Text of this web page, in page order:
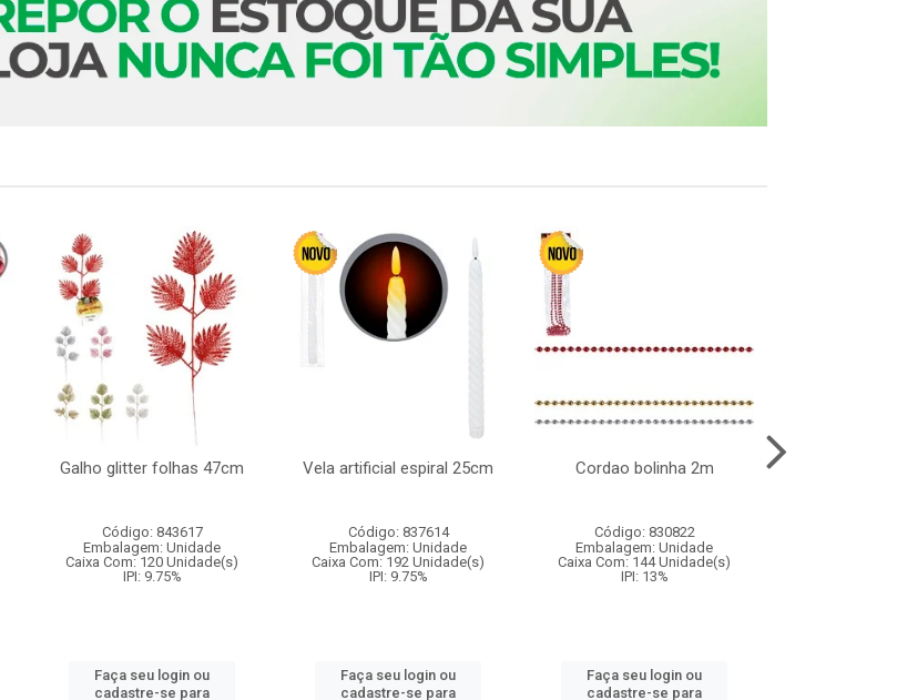
Galho glitter folhas 47cm
Código: 843617
Embalagem: Unidade
Caixa Com: 120 Unidade(s)
IPI: 9.75%
Faça seu login ou
cadastre-se para
Vela artificial espiral 25cm
Código: 837614
Embalagem: Unidade
Caixa Com: 192 Unidade(s)
IPI: 9.75%
Faça seu login ou
cadastre-se para
Cordao bolinha 2m
Código: 830822
Embalagem: Unidade
Caixa Com: 144 Unidade(s)
IPI: 13%
Faça seu login ou
cadastre-se para